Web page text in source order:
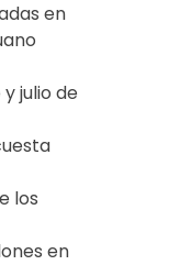
en
julio de
los
en